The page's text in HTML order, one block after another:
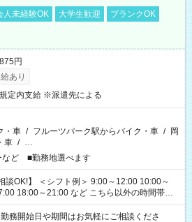
人未経験OK 大学生歓迎
ブランクOK
円
あり
定内支給 ※派遣先による
・車 / フルーツパーク駅からバイク・車 / 岡
車 / …
など ■勤務地選べます
9:00～12:00 10:00～
21:00 など こちら以外の時間帯も
ださい！
開始日や期間はお気軽にご相談くださ